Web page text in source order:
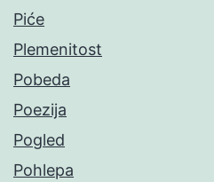
Piće
Plemenitost
Pobeda
Poezija
Pogled
Pohlepa